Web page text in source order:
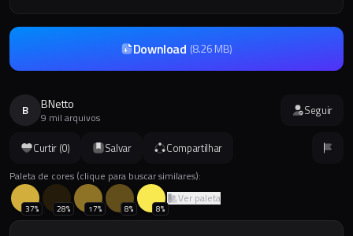
Curtir (0) Salvar Compartilhar
Paleta de cores (clique para buscar similares):
37% 28% 17% 8% 8%
Ver paleta
Download (8.26 MB)
B BNetto
9 mil arquivos Seguir